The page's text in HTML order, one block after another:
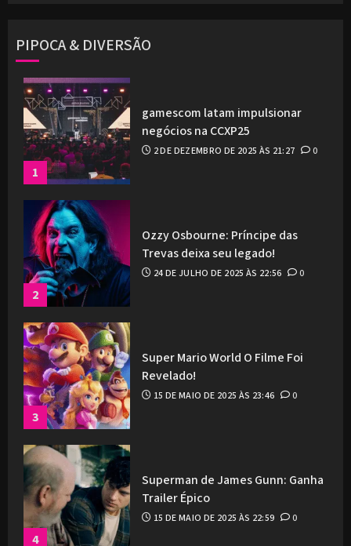
PIPOCA & DIVERSÃO
1
gamescom latam impulsionar
negócios na CCXP25
2 DE DEZEMBRO DE 2025 ÀS 21:27 0
2
Ozzy Osbourne: Príncipe das
Trevas deixa seu legado!
24 DE JULHO DE 2025 ÀS 22:56 0
3
Super Mario World O Filme Foi
Revelado!
15 DE MAIO DE 2025 ÀS 23:46 0
4
Superman de James Gunn: Ganha
Trailer Épico
15 DE MAIO DE 2025 ÀS 22:59 0